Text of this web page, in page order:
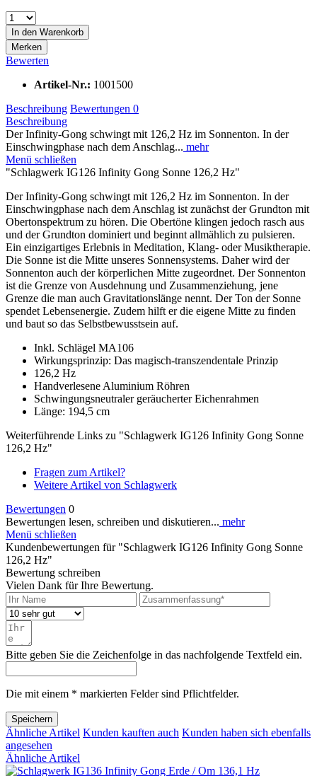
In den Warenkorb
Merken
Bewerten
Artikel-Nr.: 1001500
Beschreibung Bewertungen 0
Beschreibung
Der Infinity-Gong schwingt mit 126,2 Hz im Sonnenton. In der
Einschwingphase nach dem Anschlag... mehr
Menü schließen
"Schlagwerk IG126 Infinity Gong Sonne 126,2 Hz"
Der Infinity-Gong schwingt mit 126,2 Hz im Sonnenton. In der
Einschwingphase nach dem Anschlag ist zunächst der Grundton mit
Obertonspektrum zu hören. Die Obertöne klingen jedoch rasch aus
und der Grundton dominiert und beginnt allmählich zu pulsieren.
Ein einzigartiges Erlebnis in Meditation, Klang- oder Musiktherapie.
Die Sonne ist die Mitte unseres Sonnensystems. Daher wird der
Sonnenton auch der körperlichen Mitte zugeordnet. Der Sonnenton
ist die Grenze von Ausdehnung und Zusammenziehung, jene
Grenze die man auch Gravitationslänge nennt. Der Ton der Sonne
spendet Lebensenergie. Zudem hilft er die eigene Mitte zu finden
und baut so das Selbstbewusstsein auf.
Inkl. Schlägel MA106
Wirkungsprinzip: Das magisch-transzendentale Prinzip
126,2 Hz
Handverlesene Aluminium Röhren
Schwingungsneutraler geräucherter Eichenrahmen
Länge: 194,5 cm
Weiterführende Links zu "Schlagwerk IG126 Infinity Gong Sonne
126,2 Hz"
Fragen zum Artikel?
Weitere Artikel von Schlagwerk
Bewertungen 0
Bewertungen lesen, schreiben und diskutieren... mehr
Menü schließen
Kundenbewertungen für "Schlagwerk IG126 Infinity Gong Sonne
126,2 Hz"
Bewertung schreiben
Vielen Dank für Ihre Bewertung.
Bitte geben Sie die Zeichenfolge in das nachfolgende Textfeld ein.
Die mit einem * markierten Felder sind Pflichtfelder.
Speichern
Ähnliche Artikel Kunden kauften auch Kunden haben sich ebenfalls
angesehen
Ähnliche Artikel